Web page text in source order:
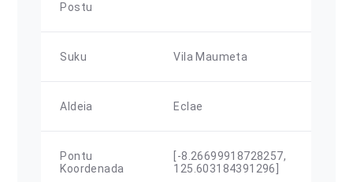
Postu
Suku Vila Maumeta
Aldeia Eclae
Pontu
Koordenada
[-8.26699918728257,
125.603184391296]